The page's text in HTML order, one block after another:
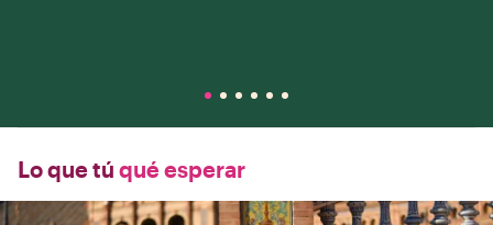
Lo que tú qué esperar